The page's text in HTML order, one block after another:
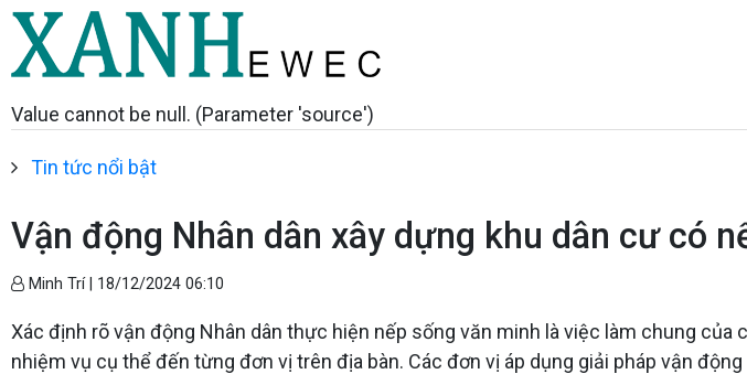
Value cannot be null. (Parameter 'source')
Tin tức nổi bật
Vận động Nhân dân xây dựng khu dân cư có
Minh Trí | 18/12/2024 06:10
Xác định rõ vận động Nhân dân thực hiện nếp sống văn minh là việc làm chung
nhiệm vụ cụ thể đến từng đơn vị trên địa bàn. Các đơn vị áp dụng giải pháp vận